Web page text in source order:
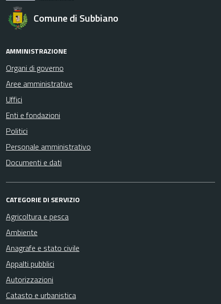
Comune di Subbiano
AMMINISTRAZIONE
Organi di governo
Aree amministrative
Uffici
Enti e fondazioni
Politici
Personale amministrativo
Documenti e dati
CATEGORIE DI SERVIZIO
Agricoltura e pesca
Ambiente
Anagrafe e stato civile
Appalti pubblici
Autorizzazioni
Catasto e urbanistica